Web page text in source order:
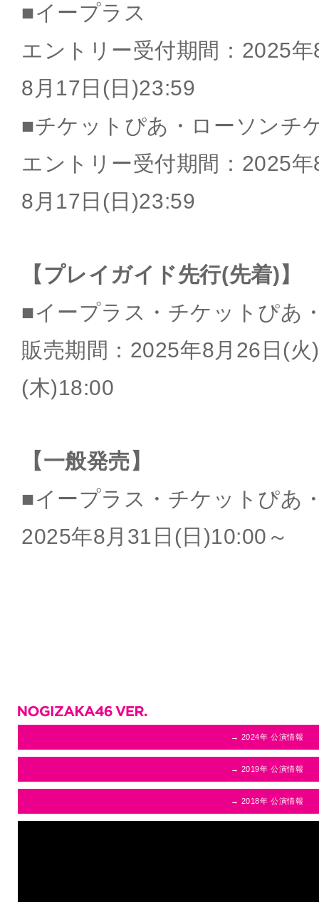
■イープラス
エントリー受付期間：2025
8月17日(日)23:59
■チケットぴあ・ローソンチ
エントリー受付期間：2025
8月17日(日)23:59
【プレイガイド先行(先着)】
■イープラス・チケットぴあ
販売期間：2025年8月26日(
(木)18:00
【一般発売】
■イープラス・チケットぴあ
2025年8月31日(日)10:00～
→ 2024年 公演情報
→ 2019年 公演情報
→ 2018年 公演情報